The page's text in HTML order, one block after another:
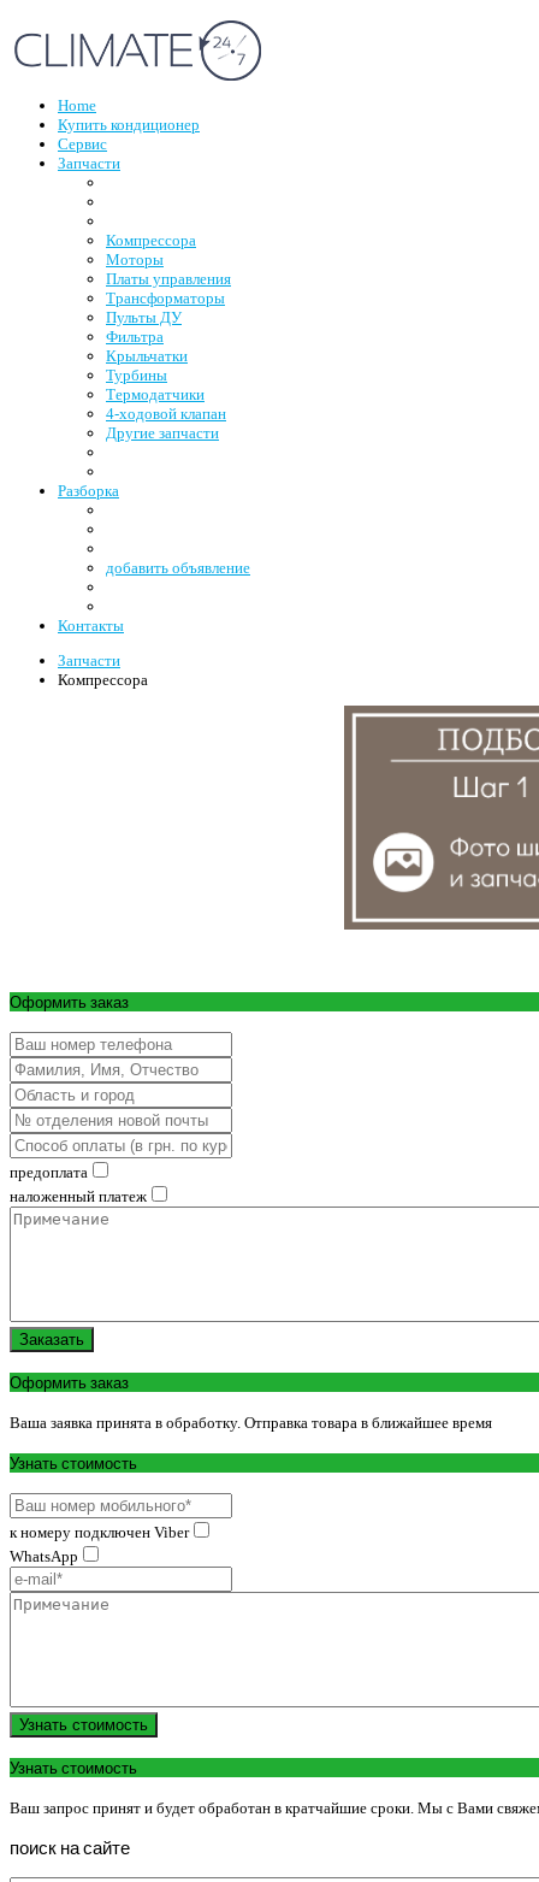
Home
Купить кондиционер
Сервис
Запчасти
Компрессора
Моторы
Платы управления
Трансформаторы
Пульты ДУ
Фильтра
Крыльчатки
Турбины
Термодатчики
4-ходовой клапан
Другие запчасти
Разборка
добавить объявление
Контакты
Запчасти
Компрессора
Оформить заказ
предоплата
наложенный платеж
Заказать
Оформить заказ
Ваша заявка принята в обработку. Отправка товара в ближайшее время
Узнать стоимость
к номеру подключен Viber
WhatsApp
Узнать стоимость
Узнать стоимость
Ваш запрос принят и будет обработан в кратчайшие сроки. Мы с Вами
поиск насайте